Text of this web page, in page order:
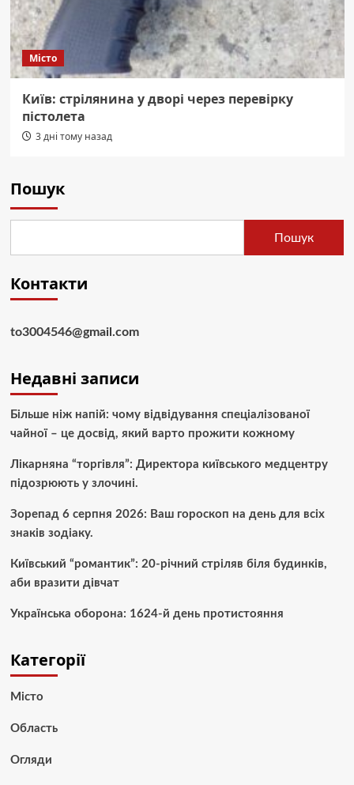
Місто
Київ: стрілянина у дворі через перевірку
пістолета
3 дні тому назад
Пошук
Пошук
Контакти
to3004546@gmail.com
Недавні записи
Більше ніж напій: чому відвідування спеціалізованої
чайної – це досвід, який варто прожити кожному
Лікарняна “торгівля”: Директора київського медцентру
підозрюють у злочині.
Зорепад 6 серпня 2026: Ваш гороскоп на день для всіх
знаків зодіаку.
Київський “романтик”: 20-річний стріляв біля будинків,
аби вразити дівчат
Українська оборона: 1624-й день протистояння
Категорії
Місто
Область
Огляди